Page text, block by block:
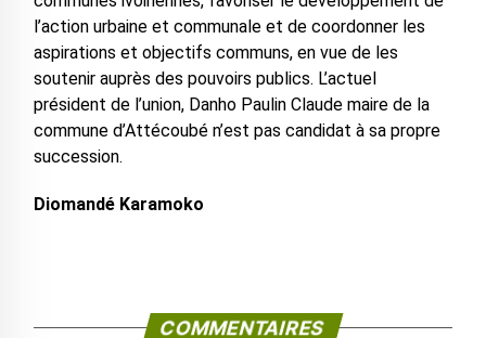
l’action urbaine et communale et de coordonner les
aspirations et objectifs communs, en vue de les
soutenir auprès des pouvoirs publics. L’actuel
président de l’union, Danho Paulin Claude maire de la
commune d’Attécoubé n’est pas candidat à sa propre
succession.
Diomandé Karamoko
COMMENTAIRES